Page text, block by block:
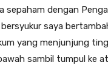
sepaham dengan
saya
yang menjunjung
sambil tumpul ke